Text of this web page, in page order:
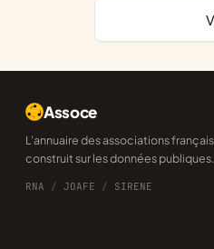
Assoce
L'annuaire des associations françaises,
construit sur les données publiques.
RNA / JOAFE / SIRENE